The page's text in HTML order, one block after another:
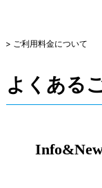
> ご利用料金について
よくある